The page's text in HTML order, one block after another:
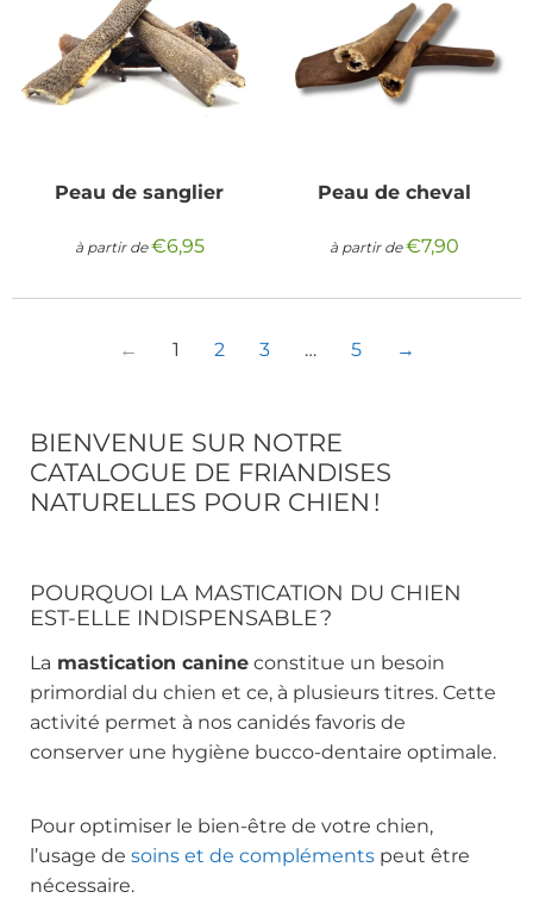
Peau de sanglier
à partir dePrix
€6,95€6,95
Peau de cheval
à partir dePrix
€7,90
← 1 2 3 … 5 →
BIENVENUE SUR NOTRE
CATALOGUE DE FRIANDISES
NATURELLES POUR CHIEN !
POURQUOI LA MASTICATION DU CHIEN
EST-ELLE INDISPENSABLE ?
La mastication canine constitue un besoin
primordial du chien et ce, à plusieurs titres. Cette
activité permet à nos canidés favoris de
conserver une hygiène bucco-dentaire optimale.
Pour optimiser le bien-être de votre chien,
l’usage de soins et de compléments peut être
nécessaire.